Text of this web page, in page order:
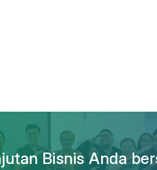
Bisnis Anda